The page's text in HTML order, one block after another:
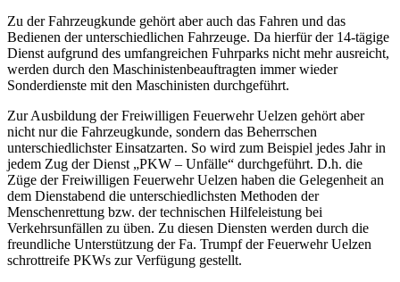
Zu der Fahrzeugkunde gehört aber auch das Fahren und das
Bedienen der unterschiedlichen Fahrzeuge. Da hierfür der 14-tägige
Dienst aufgrund des umfangreichen Fuhrparks nicht mehr ausreicht,
werden durch den Maschinistenbeauftragten immer wieder
Sonderdienste mit den Maschinisten durchgeführt.
Zur Ausbildung der Freiwilligen Feuerwehr Uelzen gehört aber
nicht nur die Fahrzeugkunde, sondern das Beherrschen
unterschiedlichster Einsatzarten. So wird zum Beispiel jedes Jahr in
jedem Zug der Dienst „PKW – Unfälle“ durchgeführt. D.h. die
Züge der Freiwilligen Feuerwehr Uelzen haben die Gelegenheit an
dem Dienstabend die unterschiedlichsten Methoden der
Menschenrettung bzw. der technischen Hilfeleistung bei
Verkehrsunfällen zu üben. Zu diesen Diensten werden durch die
freundliche Unterstützung der Fa. Trumpf der Feuerwehr Uelzen
schrottreife PKWs zur Verfügung gestellt.